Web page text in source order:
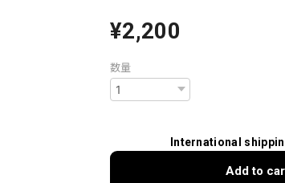
¥2,200
数量
International
Add to